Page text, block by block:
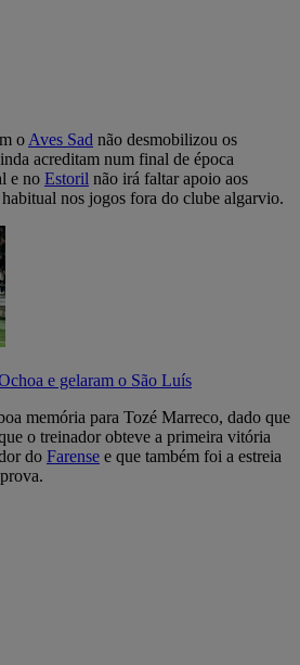
o Aves Sad não desmobilizou os
acreditam num final de época
e no Estoril não irá faltar apoio aos
nos jogos fora do clube algarvio.
e gelaram o São Luís
memória para Tozé Marreco, dado que
o treinador obteve a primeira vitória
do Farense e que também foi a estreia